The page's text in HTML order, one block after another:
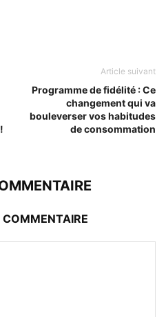
Article suivant
Programme de fidélité : Ce
changement qui va
bouleverser vos habitudes
de consommation
COMMENTAIRE